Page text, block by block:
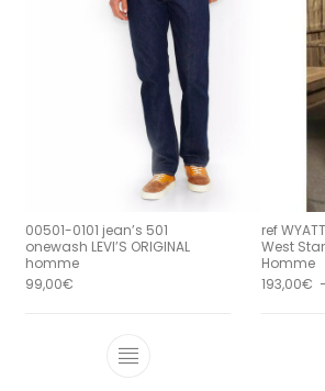
00501-0101 jean’s 501
onewash LEVI’S ORIGINAL
homme
99,00€
Ce produit a
ref
West
Homme
193,00€